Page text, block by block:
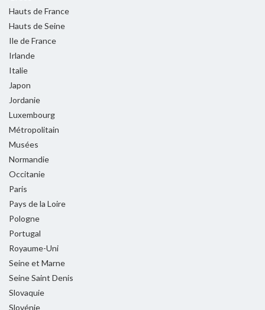
Hauts de France
Hauts de Seine
Ile de France
Irlande
Italie
Japon
Jordanie
Luxembourg
Métropolitain
Musées
Normandie
Occitanie
Paris
Pays de la Loire
Pologne
Portugal
Royaume-Uni
Seine et Marne
Seine Saint Denis
Slovaquie
Slovénie